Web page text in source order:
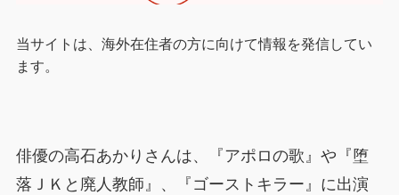
当サイトは、海外在住者の方に向けて情報を発信してい
ます。
俳優の高石あかりさんは、『アポロの歌』や『堕
落ＪＫと廃人教師』、『ゴーストキラー』に出演